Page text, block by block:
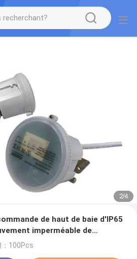
2/4
de haut de baie d'IP65
imperméable de
：100Pcs